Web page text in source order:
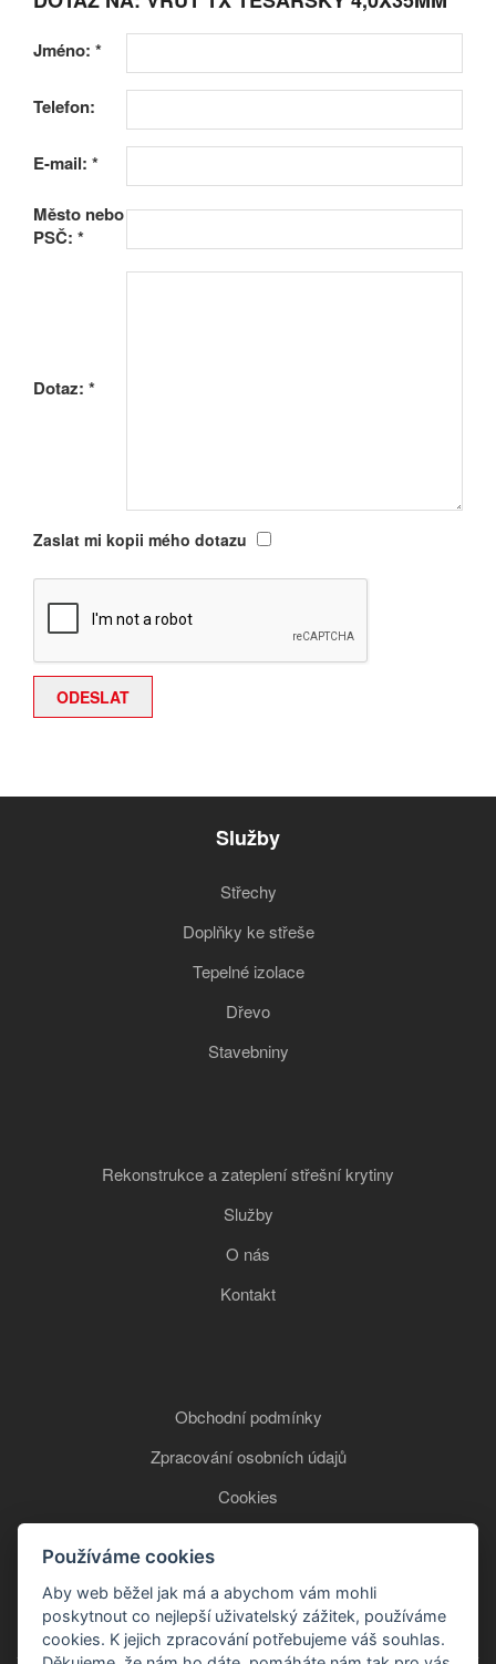
Jméno: *
Telefon:
E-mail: *
Město nebo
PSČ: *
Dotaz: *
Zaslat mi kopii mého dotazu
Služby
Střechy
Doplňky ke střeše
Tepelné izolace
Dřevo
Stavebniny
Rekonstrukce a zateplení střešní krytiny
Služby
O nás
Kontakt
Obchodní podmínky
Zpracování osobních údajů
Cookies
+420 777 850 465
Používáme cookies
Aby web běžel jak má a abychom vám mohli
poskytnout co nejlepší uživatelský zážitek, používáme
cookies. K jejich zpracování potřebujeme váš souhlas.